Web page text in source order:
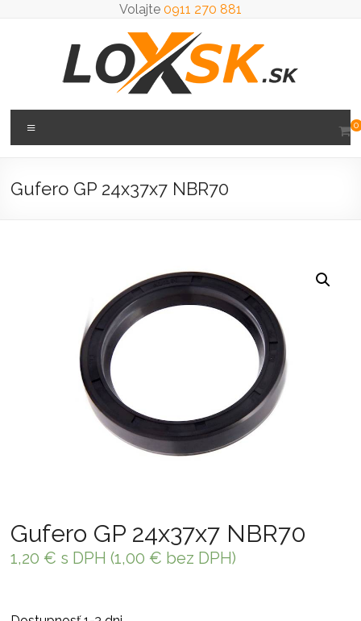
Volajte 0911 270 881
Loxsk
predaj
0
Gufero GP 24x37x7 NBR70
Gufero GP 24x37x7 NBR70
1,20 € s DPH (1,00 € bez DPH)